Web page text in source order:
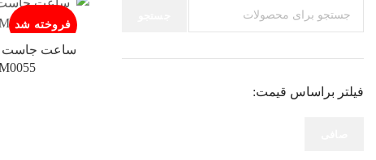
فیلتر براساس قیمت:
فروخته شد
ساعت جاست